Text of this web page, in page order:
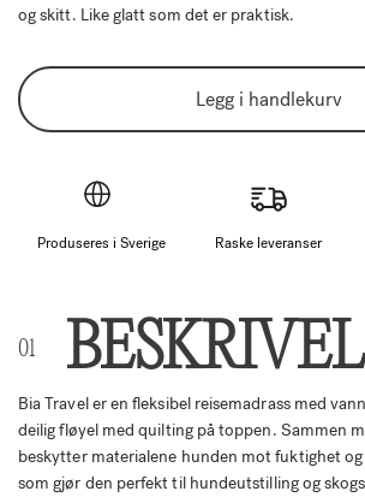
og skitt. Like glatt som det er praktisk.
Legg i handlekurv
Produseres i Sverige Raske leveranser
Bia Travel er en fleksibel reisemadrass med
deilig fløyel med quilting på toppen. Sammen
beskytter materialene hunden mot fuktighet
som gjør den perfekt til hundeutstilling og